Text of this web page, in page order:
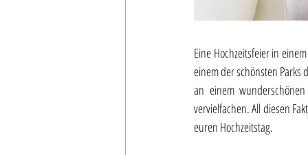
Eine Hochzeitsfeier in
einem der schönsten Parks
an einem
vervielfachen. All diesen
euren Hochzeitstag.